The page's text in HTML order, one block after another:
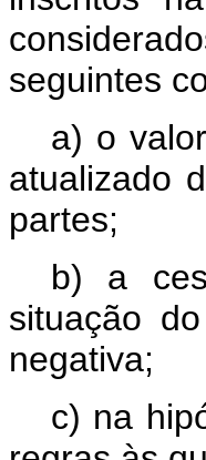
seguintes
a) o
atualizado
partes;
b) a
situação
negativa;
c) na